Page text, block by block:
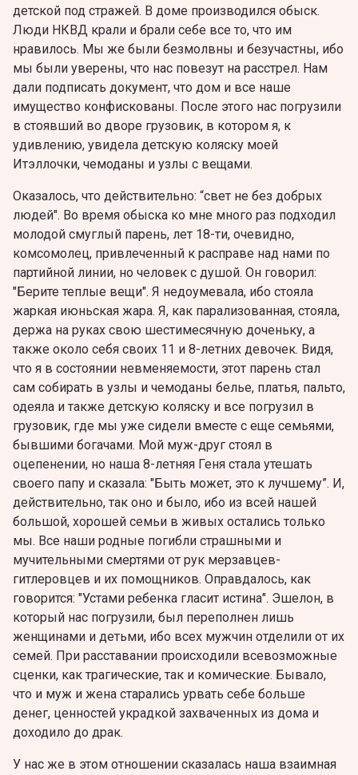
детской под стражей. В доме производился обыск.
Люди НКВД крали и брали себе все то, что им
нравилось. Мы же были безмолвны и безучастны, ибо
мы были уверены, что нас повезут на расстрел. Нам
дали подписать документ, что дом и все наше
имущество конфискованы. После этого нас погрузили
в стоявший во дворе грузовик, в котором я, к
удивлению, увидела детскую коляску моей
Итэллочки, чемоданы и узлы с вещами.
Оказалось, что действительно: “свет не без добрых
людей". Во время обыска ко мне много раз подходил
молодой смуглый парень, лет 18-ти, очевидно,
комсомолец, привлеченный к расправе над нами по
партийной линии, но человек с душой. Он говорил:
"Берите теплые вещи". Я недоумевала, ибо стояла
жаркая июньская жара. Я, как парализованная, стояла,
держа на руках свою шестимесячную доченьку, а
также около себя своих 11 и 8-летних девочек. Видя,
что я в состоянии невменяемости, этот парень стал
сам собирать в узлы и чемоданы белье, платья, пальто,
одеяла и также детскую коляску и все погрузил в
грузовик, где мы уже сидели вместе с еще семьями,
бывшими богачами. Мой муж-друг стоял в
оцепенении, но наша 8-летняя Геня стала утешать
своего папу и сказала: "Быть может, это к лучшему”. И,
действительно, так оно и было, ибо из всей нашей
большой, хорошей семьи в живых остались только
мы. Все наши родные погибли страшными и
мучительными смертями от рук мерзавцев-
гитлеровцев и их помощников. Оправдалось, как
говорится: "Устами ребенка гласит истина". Эшелон, в
который нас погрузили, был переполнен лишь
женщинами и детьми, ибо всех мужчин отделили от их
семей. При расставании происхoдили всевозможные
сценки, как трагические, так и комические. Бывало,
что и муж и жена старались урвать себе больше
денег, ценностей украдкой захваченных из дома и
доходило до драк.
У нас же в этом отношении сказалась наша взаимная